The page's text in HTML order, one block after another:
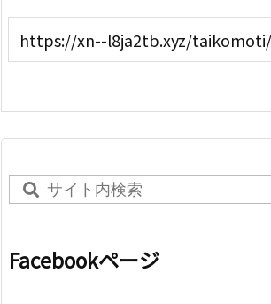
Facebookページ